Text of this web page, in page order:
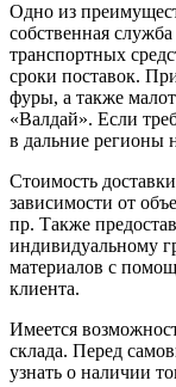
Одно из
собственная
транспортных
сроки поставок.
фуры, а также
«Валдай». Если
в дальние регионы
Стоимость
зависимости от
пр. Также
индивидуальному
материалов с
клиента.
Имеется
склада. Перед
узнать о наличии